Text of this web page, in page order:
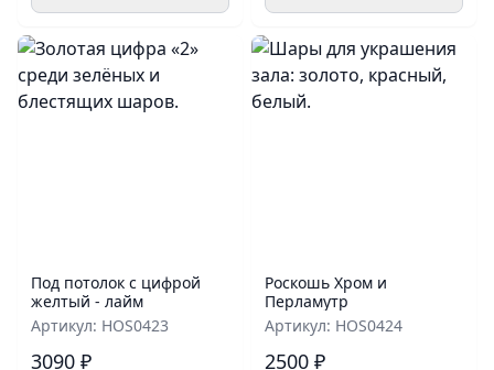
Под потолок с цифрой
желтый - лайм
Артикул: HOS0423
3090 ₽
Роскошь Хром и
Перламутр
Артикул: HOS0424
2500 ₽